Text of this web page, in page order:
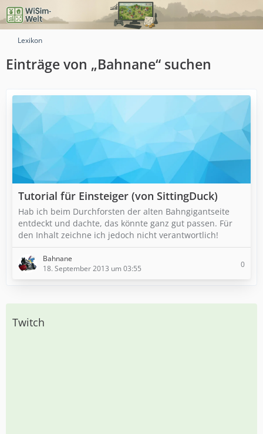
Lexikon
Einträge von „Bahnane“ suchen
Tutorial für Einsteiger (von SittingDuck)
Hab ich beim Durchforsten der alten Bahngigantseite
entdeckt und dachte, das könnte ganz gut passen. Für
den Inhalt zeichne ich jedoch nicht verantwortlich!
Bahnane
18. September 2013 um 03:55
0
Twitch